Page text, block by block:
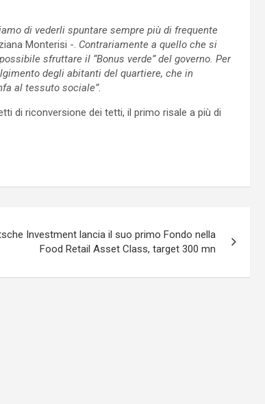
di vederli spuntare sempre più di frequente
Monterisi -. Contrariamente a quello che si
sfruttare il “Bonus verde” del governo. Per
degli abitanti del quartiere, che in
al tessuto sociale”.
di riconversione dei tetti, il primo risale a più di
Investment lancia il suo primo Fondo nella
Food Retail Asset Class, target 300 mn